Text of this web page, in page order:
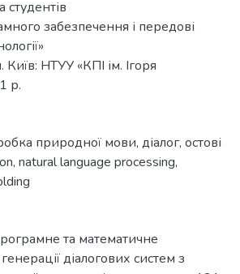
забезпечення і передові
НТУУ «КПІ ім. Ігоря
р.
природної мови, діалог, остові
, natural language processing,
та математичне
діалогових систем з